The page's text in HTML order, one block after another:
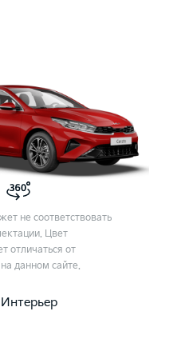
не соответствовать
Цвет
отличаться от
данном сайте.
Интерьер